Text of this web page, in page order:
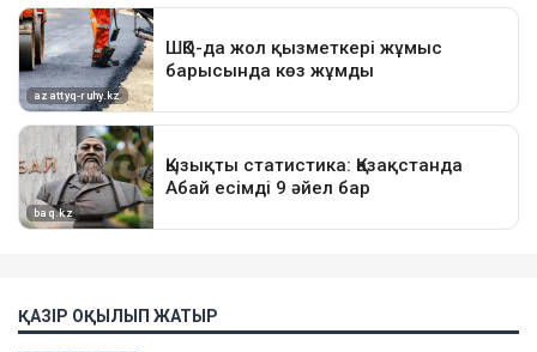
ҚАЗІР ОҚЫЛЫП ЖАТЫР